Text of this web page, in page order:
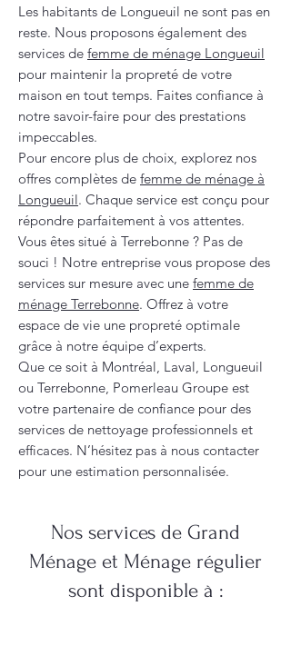
Les habitants de Longueuil ne sont pas en
reste. Nous proposons également des
services de femme de ménage Longueuil
pour maintenir la propreté de votre
maison en tout temps. Faites confiance à
notre savoir-faire pour des prestations
impeccables.
Pour encore plus de choix, explorez nos
offres complètes de femme de ménage à
Longueuil. Chaque service est conçu pour
répondre parfaitement à vos attentes.
Vous êtes situé à Terrebonne ? Pas de
souci ! Notre entreprise vous propose des
services sur mesure avec une femme de
ménage Terrebonne. Offrez à votre
espace de vie une propreté optimale
grâce à notre équipe d’experts.
Que ce soit à Montréal, Laval, Longueuil
ou Terrebonne, Pomerleau Groupe est
votre partenaire de confiance pour des
services de nettoyage professionnels et
efficaces. N’hésitez pas à nous contacter
pour une estimation personnalisée.
Nos services de Grand
Ménage et Ménage régulier
sont disponible à :